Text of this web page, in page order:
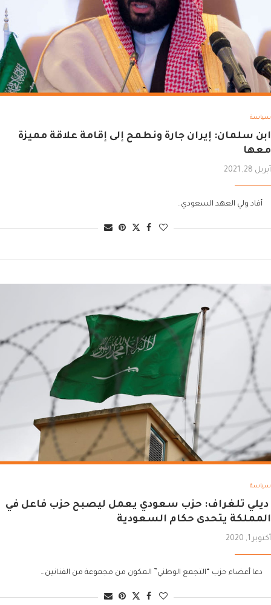
سياسة
ابن سلمان: إيران جارة ونطمح إلى إقامة علاقة مميزة
معها
أبريل 28, 2021
أفاد ولي العهد السعودي..
سياسة
ديلي تلغراف: حزب سعودي يعمل ليصبح حزب فاعل في
المملكة يتحدى حكام السعودية
أكتوبر 1, 2020
دعا أعضاء حزب “التجمع الوطني” المكون من مجموعة من الفنانين…